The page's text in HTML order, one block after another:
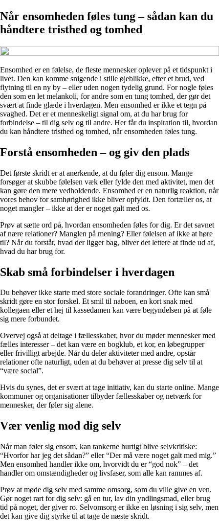
Når ensomheden føles tung – sådan kan du
håndtere tristhed og tomhed
Ensomhed er en følelse, de fleste mennesker oplever på et tidspunkt i
livet. Den kan komme snigende i stille øjeblikke, efter et brud, ved
flytning til en ny by – eller uden nogen tydelig grund. For nogle føles
den som en let melankoli, for andre som en tung tomhed, der gør det
svært at finde glæde i hverdagen. Men ensomhed er ikke et tegn på
svaghed. Det er et menneskeligt signal om, at du har brug for
forbindelse – til dig selv og til andre. Her får du inspiration til, hvordan
du kan håndtere tristhed og tomhed, når ensomheden føles tung.
Forstå ensomheden – og giv den plads
Det første skridt er at anerkende, at du føler dig ensom. Mange
forsøger at skubbe følelsen væk eller fylde den med aktivitet, men det
kan gøre den mere vedholdende. Ensomhed er en naturlig reaktion, når
vores behov for samhørighed ikke bliver opfyldt. Den fortæller os, at
noget mangler – ikke at der er noget galt med os.
Prøv at sætte ord på, hvordan ensomheden føles for dig. Er det savnet
af nære relationer? Manglen på mening? Eller følelsen af ikke at høre
til? Når du forstår, hvad der ligger bag, bliver det lettere at finde ud af,
hvad du har brug for.
Skab små forbindelser i hverdagen
Du behøver ikke starte med store sociale forandringer. Ofte kan små
skridt gøre en stor forskel. Et smil til naboen, en kort snak med
kollegaen eller et hej til kassedamen kan være begyndelsen på at føle
sig mere forbundet.
Overvej også at deltage i fællesskaber, hvor du møder mennesker med
fælles interesser – det kan være en bogklub, et kor, en løbegrupper
eller frivilligt arbejde. Når du deler aktiviteter med andre, opstår
relationer ofte naturligt, uden at du behøver at presse dig selv til at
“være social”.
Hvis du synes, det er svært at tage initiativ, kan du starte online. Mange
kommuner og organisationer tilbyder fællesskaber og netværk for
mennesker, der føler sig alene.
Vær venlig mod dig selv
Når man føler sig ensom, kan tankerne hurtigt blive selvkritiske:
“Hvorfor har jeg det sådan?” eller “Der må være noget galt med mig.”
Men ensomhed handler ikke om, hvorvidt du er “god nok” – det
handler om omstændigheder og livsfaser, som alle kan rammes af.
Prøv at møde dig selv med samme omsorg, som du ville give en ven.
Gør noget rart for dig selv: gå en tur, lav din yndlingsmad, eller brug
tid på noget, der giver ro. Selvomsorg er ikke en løsning i sig selv, men
det kan give dig styrke til at tage de næste skridt.